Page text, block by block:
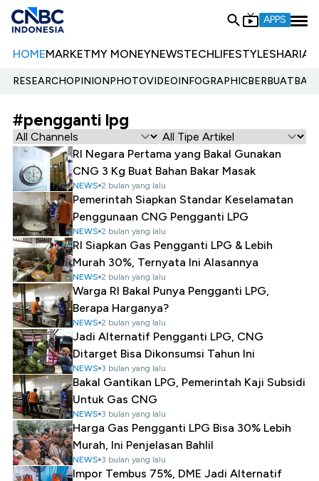
APPS
HOMEMARKETMY MONEYNEWSTECHLIFESTYLESHARIA
RESEARCHOPINIONPHOTOVIDEOINFOGRAPHIC
#pengganti lpg
RI Negara Pertama yang Bakal Gunakan
CNG 3 Kg Buat Bahan Bakar Masak
NEWS 2 bulan yang lalu
Pemerintah Siapkan Standar Keselamatan
Penggunaan CNG Pengganti LPG
NEWS 2 bulan yang lalu
RI Siapkan Gas Pengganti LPG & Lebih
Murah 30%, Ternyata Ini Alasannya
NEWS 2 bulan yang lalu
Warga RI Bakal Punya Pengganti LPG,
Berapa Harganya?
NEWS 2 bulan yang lalu
Jadi Alternatif Pengganti LPG, CNG
Ditarget Bisa Dikonsumsi Tahun Ini
NEWS 3 bulan yang lalu
Bakal Gantikan LPG, Pemerintah Kaji Subsidi
Untuk Gas CNG
NEWS 3 bulan yang lalu
Harga Gas Pengganti LPG Bisa 30% Lebih
Murah, Ini Penjelasan Bahlil
NEWS 3 bulan yang lalu
Impor Tembus 75%, DME Jadi Alternatif